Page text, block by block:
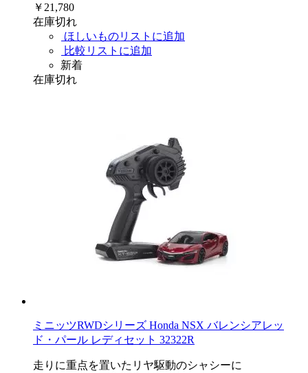
￥21,780
在庫切れ
ほしいものリストに追加
比較リストに追加
新着
在庫切れ
ミニッツRWDシリーズ Honda NSX バレンシアレッ
ド・パール レディセット 32322R
走りに重点を置いたリヤ駆動のシャシーに